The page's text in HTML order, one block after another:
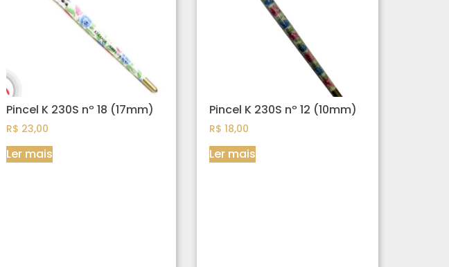
Pincel K 230S nº 18 (17mm)
R$ 23,00
Ler mais
Pincel K 230S nº 12 (10mm)
R$ 18,00
Ler mais